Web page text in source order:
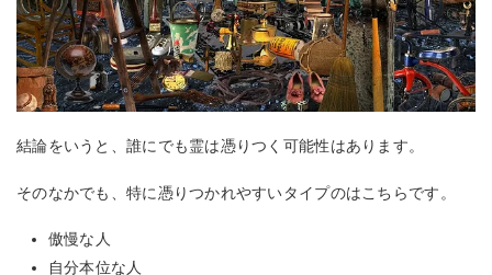
結論をいうと、誰にでも霊は憑りつく可能性はあります。
そのなかでも、特に憑りつかれやすいタイプのはこちらです。
傲慢な人
自分本位な人